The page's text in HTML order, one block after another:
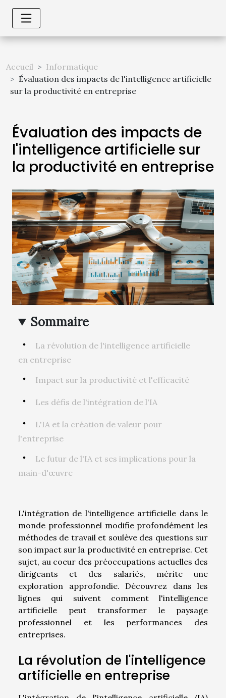
Accueil
Informatique
Évaluation des impacts de l'intelligence artificielle
sur la productivité en entreprise
Évaluation des impacts de
l'intelligence artificielle sur
la productivité en entreprise
Sommaire
La révolution de l'intelligence artificielle
en entreprise
Impact sur la productivité et l'efficacité
Les défis de l'intégration de l'IA
L'IA et la création de valeur pour
l'entreprise
Le futur de l'IA et ses implications pour la
main-d'œuvre
L'intégration de l'intelligence artificielle dans le
monde professionnel modifie profondément les
méthodes de travail et soulève des questions sur
son impact sur la productivité en entreprise. Cet
sujet, au coeur des préoccupations actuelles des
dirigeants et des salariés, mérite une
exploration approfondie. Découvrez dans les
lignes qui suivent comment l'intelligence
artificielle peut transformer le paysage
professionnel et les performances des
entreprises.
La révolution de l'intelligence
artificielle en entreprise